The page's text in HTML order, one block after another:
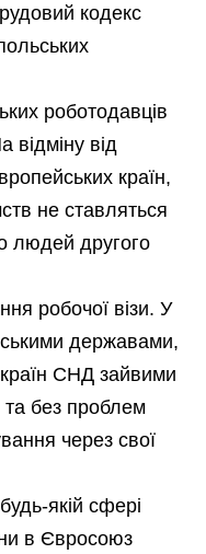
кодекс
роботодавців
відміну від
країн,
не ставляться
людей другого
робочої візи. У
державами,
СНД зайвими
без проблем
через свої
якій сфері
в Євросоюз